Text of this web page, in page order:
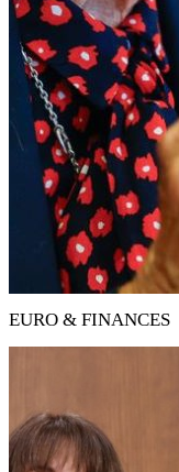
EURO & FINANCES